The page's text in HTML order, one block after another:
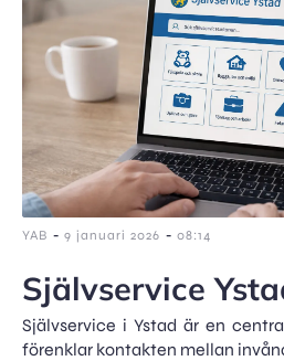
YAB - 9 januari 2026 - 08:14
Självservice
Självservice i Ystad är en
förenklar kontakten mellan